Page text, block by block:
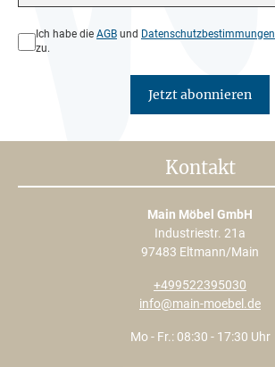
Datenschutz*
Ich habe die AGB und Datenschutzbestimmungen
zu.
Jetzt abonnieren
Kontakt
Main Möbel GmbH
Industriestr. 21a
97483 Eltmann/Main
+499522395030
info@main-moebel.de
Mo - Fr.: 08:30 - 17:30 Uhr